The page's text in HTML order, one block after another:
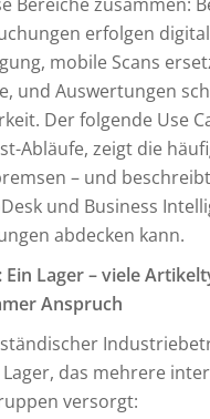
erfolgen
mobile Scans
und Auswertungen
Der folgende Use
Abläufe, zeigt die
– und
und Business
abdecken kann.
Ein Lager – viele
Anspruch
das mehrere
versorgt: